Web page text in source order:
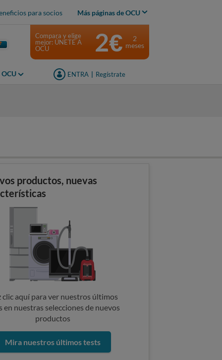
para socios Más páginas de OCU
ENTRA Regístrate
Compara y elige
mejor: ÚNETE A
OCU
2€
2
meses
productos, nuevas
clic aquí para ver nuestros últimos
en nuestras selecciones de nuevos
productos
Mira nuestros últimos tests